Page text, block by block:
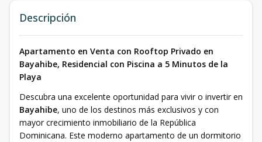
Descripción
Apartamento en Venta con Rooftop Privado en
Bayahibe, Residencial con Piscina a 5 Minutos de la
Playa
Descubra una excelente oportunidad para vivir o invertir en
Bayahibe, uno de los destinos más exclusivos y con
mayor crecimiento inmobiliario de la República
Dominicana. Este moderno apartamento de un dormitorio